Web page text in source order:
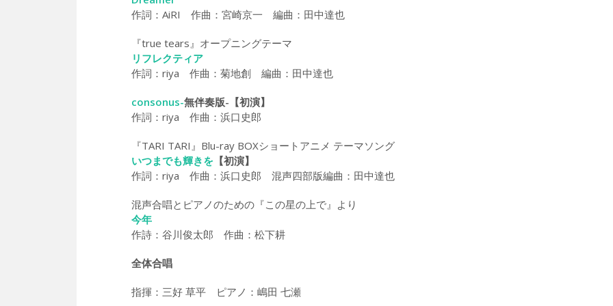
作詞：AiRI 作曲：宮崎京一 編曲：田中達也
『true tears』オープニングテーマ
リフレクティア
作詞：riya 作曲：菊地創 編曲：田中達也
consonus-無伴奏版-【初演】
作詞：riya 作曲：浜口史郎
『TARI TARI』Blu-ray BOXショートアニメ テーマソング
いつまでも輝きを 【初演】
作詞：riya 作曲：浜口史郎 混声四部版編曲：田中達也
混声合唱とピアノのための『この星の上で』より
今年
作詩：谷川俊太郎 作曲：松下耕
全体合唱
指揮：三好 草平 ピアノ：嶋田 七瀬